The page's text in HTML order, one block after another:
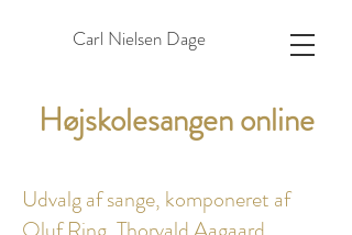
Carl Nielsen Dage
Højskolesangen online
Udvalg af sange, komponeret af